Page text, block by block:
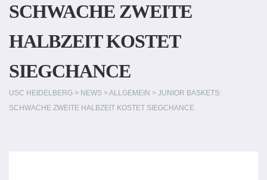
SCHWACHE ZWEITE
HALBZEIT KOSTET
SIEGCHANCE
USC HEIDELBERG > NEWS >ALLGEMEIN > JUNIOR BASKETS:
SCHWACHE ZWEITE HALBZEIT KOSTET SIEGCHANCE